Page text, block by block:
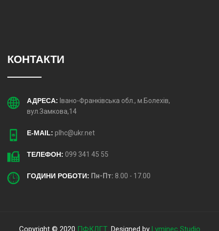
КОНТАКТИ
АДРЕСА: Івано-Франківська обл., м.Болехів,
вул.Замкова,14
E-MAIL: plhc@ukr.net
ТЕЛЕФОН: 099 341 45 55
ГОДИНИ РОБОТИ: Пн-Пт: 8.00 - 17.00
Copyright © 2020 ПФКЛГТ. Designed by Lyminec Studio